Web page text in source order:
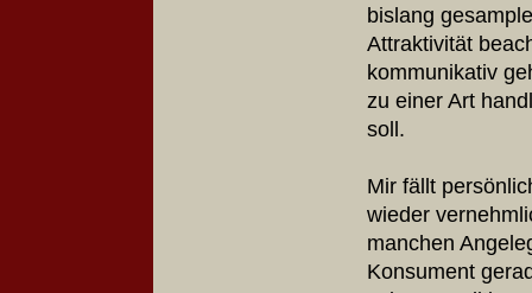
bislang
Attraktivität
kommunikativ
zu einer Art
soll.
Mir fällt
wieder
manchen
Konsument